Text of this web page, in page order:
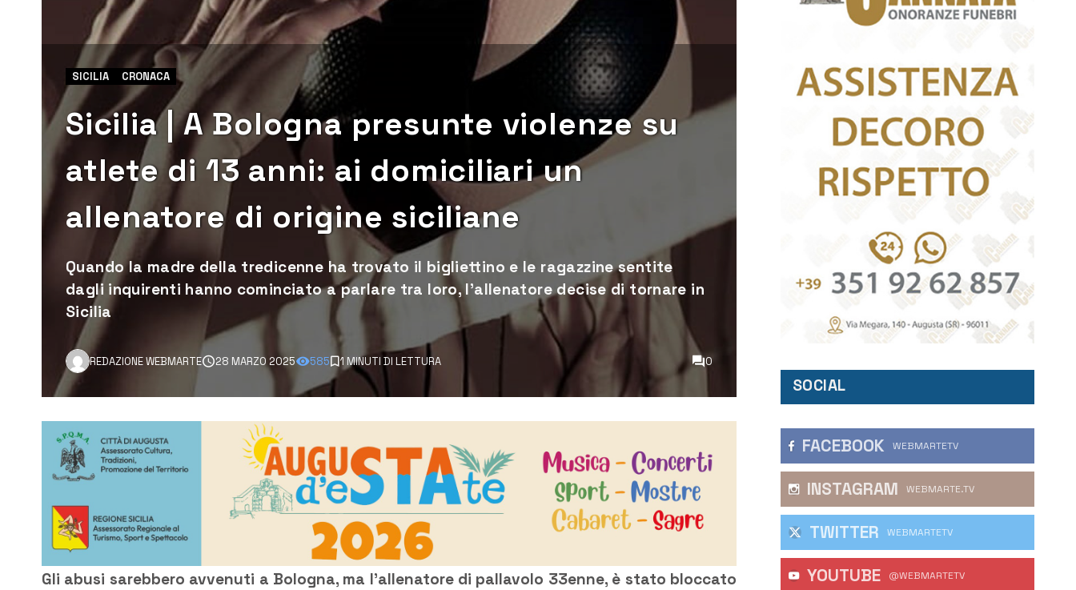
SICILIA CRONACA
Sicilia | A Bologna presunte violenze su
atlete di 13 anni: ai domiciliari un
allenatore di origine siciliane
Quando la madre della tredicenne ha trovato il bigliettino e le ragazzine sentite
dagli inquirenti hanno cominciato a parlare tra loro, l’allenatore decise di tornare in
Sicilia
REDAZIONE WEBMARTE 28 MARZO 2025 585 1 MINUTI DI LETTURA 0
Gli abusi sarebbero avvenuti a Bologna, ma l’allenatore di pallavolo 33enne, è stato bloccato
SOCIAL
FACEBOOK WEBMARTETV
INSTAGRAM WEBMARTE.TV
TWITTER WEBMARTETV
YOUTUBE @WEBMARTETV